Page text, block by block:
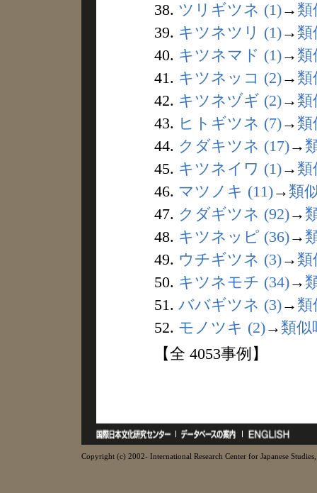
38. ツリギツネ (1)→ 類
39. キツネツリ (1)→ 類
40. キツネマド (1)→ 類
41. キツネッコ (2)→ 類
42. キツネヅギ (2)→ 類
43. ヒトギツネ (7)→ 類
44. クダキツネ (17)→
45. キツネイワ (1)→ 類
46. マツノキ (11)→ 類
47. クダギツネ (92)→
48. キツネッピ (36)→
49. ウチギツネ (3)→ 類
50. キツネモチ (34)→
51. ババギツネ (3)→ 類
52. モノツキ (2)→ 類似
【全 4053事例】
Copyright (c) 2002- International Research Center for Japanese